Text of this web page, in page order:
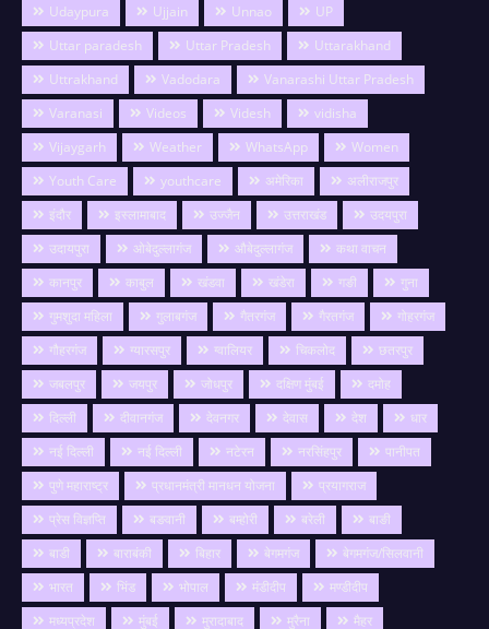
Udaypura
Ujjain Unnao
UP
Uttar paradesh
Uttar Pradesh
Uttarakhand
Uttrakhand
Vadodara
Vanarashi Uttar Pradesh
Varanasi
Videos Videsh
vidisha
Vijaygarh
Weather WhatsApp
Women
Youth Care
youthcare अमेरिका
अलीराजपुर
इंदौर
इस्लामाबाद उज्जैन उत्तराखंड
उदयपुरा
उदायपुरा
ओबेदुल्लागंज औबेदुल्लागंज
कथा वाचन
कानपुर
काबुल खंडवा खंडेरा गङी
गुना
गुमशुदा महिला
गुलाबगंज गैतरगंज गैरतगंज
गोहरगंज
गौहरगंज
ग्यारसपुर ग्वालियर चिकलोद
छतरपुर
जबलपुर
जयपुर जोधपुर दक्षिण मुंबई
दमोह
दिल्ली
दीवानगंज देवनगर देवास देश
धार
नई दिल्ली
नई दिल्ली नटेरन नरसिंहपुर
पानीपत
पुणे महाराष्ट्र
प्रधानमंत्री मानधन योजना
प्रयागराज
प्रेस विज्ञप्ति
बङवानी बम्होरी बरेली
बाङी
बाडी
बाराबंकी बिहार बेगमगंज
बेगमगंज/सिलवानी
भारत
भिंड भोपाल मंडीदीप
मण्डीदीप
मध्यप्रदेश
मुंबई मुरादाबाद मुरैना मैहर